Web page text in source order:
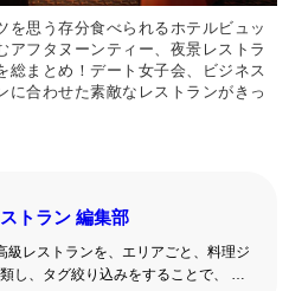
を思う存分食べられるホテルビュッ
アフタヌーンティー、夜景レストラ
総まとめ！デート女子会、ビジネス
に合わせた素敵なレストランがきっ
トラン 編集部
級レストランを、エリアごと、料理ジ
し、タグ絞り込みをすることで、 い